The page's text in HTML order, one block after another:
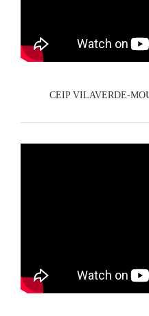
CEIP VILAVERDE-